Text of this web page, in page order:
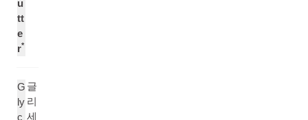
u
tt
e
r*
G
ly
c
글
리
세